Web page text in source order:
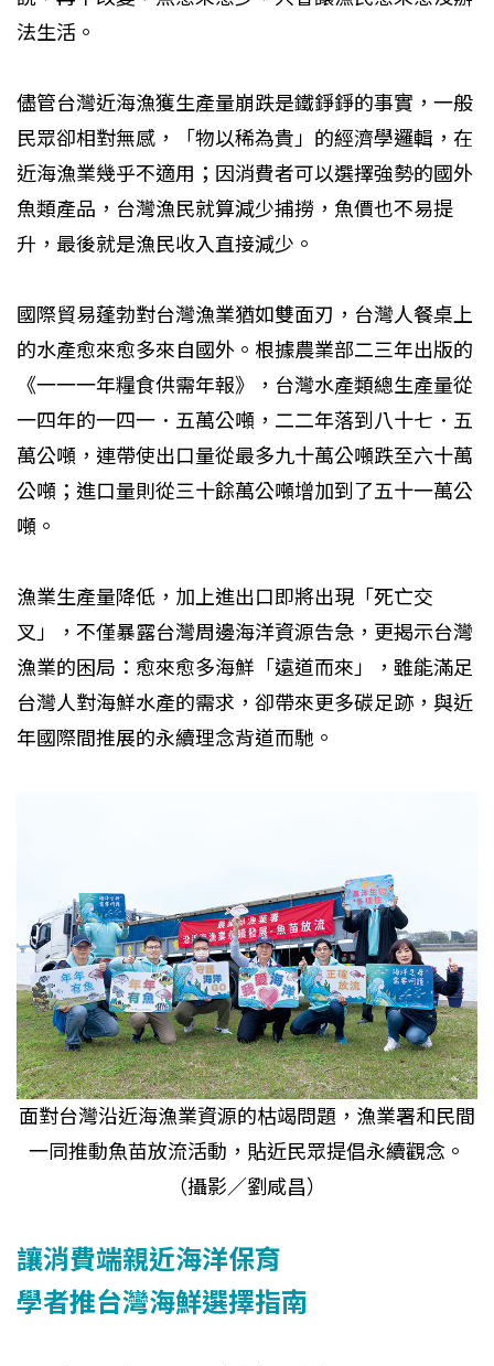
法生活。
儘管台灣近海漁獲生產量崩跌是鐵錚錚的事實，一般
民眾卻相對無感，「物以稀為貴」的經濟學邏輯，在
近海漁業幾乎不適用；因消費者可以選擇強勢的國外
魚類產品，台灣漁民就算減少捕撈，魚價也不易提
升，最後就是漁民收入直接減少。
國際貿易蓬勃對台灣漁業猶如雙面刃，台灣人餐桌上
的水產愈來愈多來自國外。根據農業部二三年出版的
《一一一年糧食供需年報》，台灣水產類總生產量從
一四年的一四一．五萬公噸，二二年落到八十七．五
萬公噸，連帶使出口量從最多九十萬公噸跌至六十萬
公噸；進口量則從三十餘萬公噸增加到了五十一萬公
噸。
漁業生產量降低，加上進出口即將出現「死亡交
叉」，不僅暴露台灣周邊海洋資源告急，更揭示台灣
漁業的困局：愈來愈多海鮮「遠道而來」，雖能滿足
台灣人對海鮮水產的需求，卻帶來更多碳足跡，與近
年國際間推展的永續理念背道而馳。
面對台灣沿近海漁業資源的枯竭問題，漁業署和民間
一同推動魚苗放流活動，貼近民眾提倡永續觀念。
（攝影／劉咸昌）
讓消費端親近海洋保育
學者推台灣海鮮選擇指南